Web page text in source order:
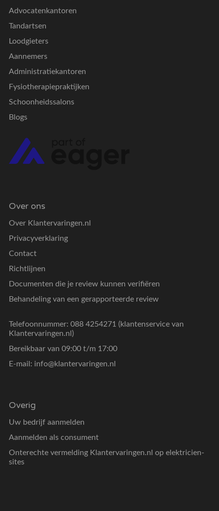
Advocatenkantoren
Tandartsen
Loodgieters
Aannemers
Administratiekantoren
Fysiotherapiepraktijken
Schoonheidssalons
Blogs
Over ons
Over Klantervaringen.nl
Privacyverklaring
Contact
Richtlijnen
Documenten die je review kunnen verifiëren
Behandeling van een gerapporteerde review
Telefoonnummer: 088 4254271 (klantenservice van
Klantervaringen.nl)
Bereikbaar van 09:00 t/m 17:00
E-mail: info@klantervaringen.nl
Overig
Uw bedrijf aanmelden
Aanmelden als consument
Onterechte vermelding Klantervaringen.nl op elektricien-
sites